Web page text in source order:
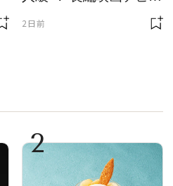
ー作の現場写真に反響
2日前
2